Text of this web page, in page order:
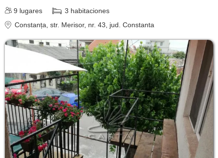
9 lugares 3 habitaciones
Constanța , str. Merisor, nr. 43 , jud. Constanta